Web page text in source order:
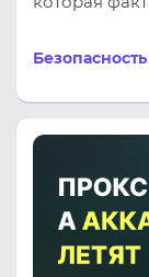
уровень,